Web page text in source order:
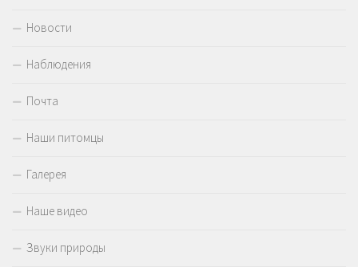
Новости
Наблюдения
Почта
Наши питомцы
Галерея
Наше видео
Звуки природы